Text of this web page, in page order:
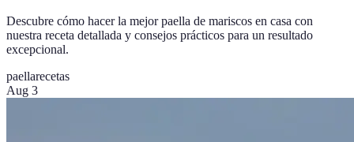
Descubre cómo hacer la mejor paella de mariscos en casa con
nuestra receta detallada y consejos prácticos para un resultado
excepcional.
paellarecetas
Aug 3